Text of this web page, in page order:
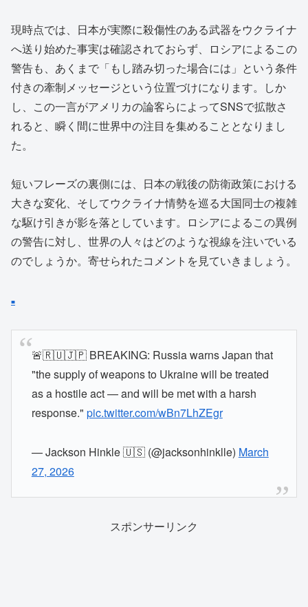
現時点では、日本が実際に殺傷性のある武器をウクライナ
へ送り始めた事実は確認されておらず、ロシアによるこの
警告も、あくまで「もし踏み切った場合には」という条件
付きの牽制メッセージという位置づけになります。しか
し、この一言がアメリカの論客らによってSNSで拡散さ
れると、瞬く間に世界中の注目を集めることとなりまし
た。
短いフレーズの裏側には、日本の戦後の防衛政策における
大きな変化、そしてウクライナ情勢を巡る大国同士の複雑
な駆け引きが影を落としています。ロシアによるこの異例
の警告に対し、世界の人々はどのような視線を注いでいる
のでしょうか。寄せられたコメントを見ていきましょう。
■
🚨🇷🇺🇯🇵 BREAKING: ​Russia warns Japan that
"the supply of weapons to Ukraine will be treated
as a hostile act — and will be met with a harsh
response." pic.twitter.com/wBn7LhZEgr
— Jackson Hinkle 🇺🇸 (@jacksonhinklle) March
27, 2026
スポンサーリンク